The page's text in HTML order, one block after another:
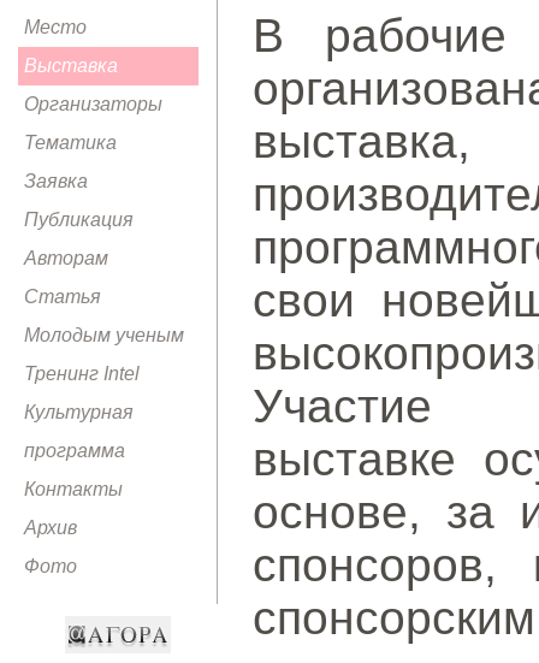
Место
Выставка
Организаторы
Тематика
Заявка
Публикация
Авторам
Статья
Молодым ученым
Тренинг Intel
Культурная
программа
Контакты
Архив
Фото
В рабочие
свои
Участие
выставке
основе, за
спонсоров,